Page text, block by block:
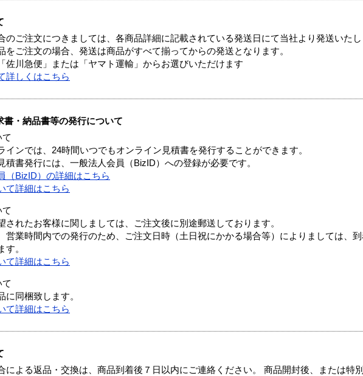
のご注文につきましては、各商品詳細に記載されている発送日にて当社より発送いたし
をご注文の場合、発送は商品がすべて揃ってからの発送となります。
佐川急便」または「ヤマト運輸」からお選びいただけます
詳しくはこちら
書・納品書等の発行について
インでは、24時間いつでもオンライン見積書を発行することができます。
積書発行には、一般法人会員（BizID）への登録が必要です。
（BizID）の詳細はこちら
て詳細はこちら
されたお客様に関しましては、ご注文後に別途郵送しております。
営業時間内での発行のため、ご注文日時（土日祝にかかる場合等）によりましては、
す。
て詳細はこちら
に同梱致します。
て詳細はこちら
による返品・交換は、商品到着後７日以内にご連絡ください。 商品開封後、または特